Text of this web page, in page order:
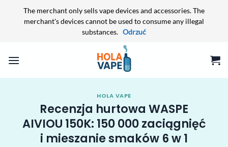
The merchant only sells vape devices and accessories. The
merchant's devices cannot be used to consume any illegal
substances. Odrzuć
HOLA VAPE
Recenzja hurtowa WASPE
AIVIOU 150K: 150 000 zaciągnięć
i mieszanie smaków 6 w 1